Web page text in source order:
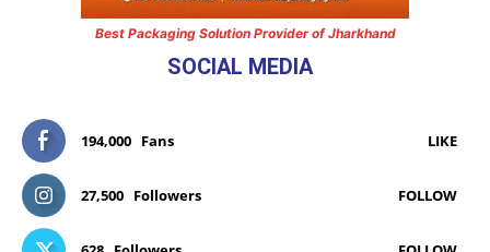
Best Packaging Solution Provider of Jharkhand
SOCIAL MEDIA
194,000 Fans LIKE
27,500 Followers FOLLOW